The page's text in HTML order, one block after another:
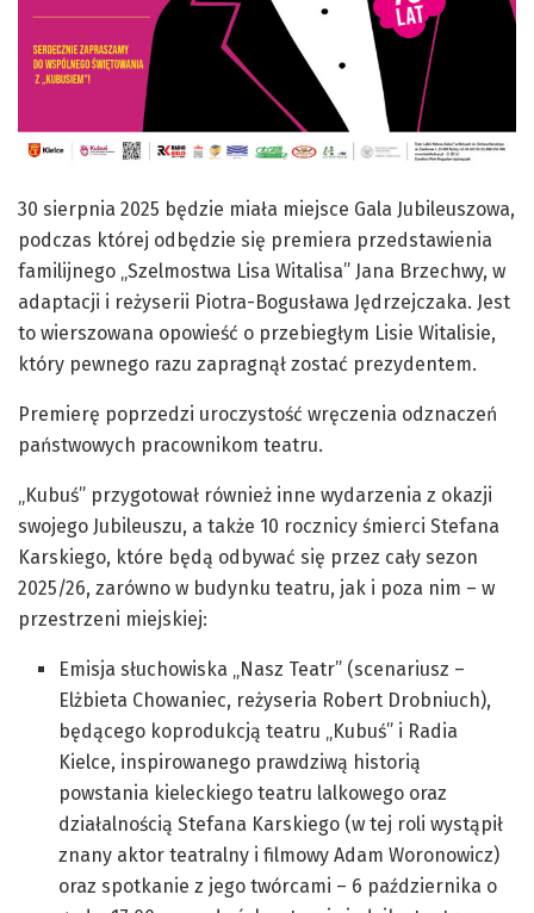
30 sierpnia 2025 będzie miała miejsce Gala Jubileuszowa,
podczas której odbędzie się premiera przedstawienia
familijnego „Szelmostwa Lisa Witalisa” Jana Brzechwy, w
adaptacji i reżyserii Piotra-Bogusława Jędrzejczaka. Jest
to wierszowana opowieść o przebiegłym Lisie Witalisie,
który pewnego razu zapragnął zostać prezydentem.
Premierę poprzedzi uroczystość wręczenia odznaczeń
państwowych pracownikom teatru.
„Kubuś” przygotował również inne wydarzenia z okazji
swojego Jubileuszu, a także 10 rocznicy śmierci Stefana
Karskiego, które będą odbywać się przez cały sezon
2025/26, zarówno w budynku teatru, jak i poza nim – w
przestrzeni miejskiej:
Emisja słuchowiska „Nasz Teatr” (scenariusz –
Elżbieta Chowaniec, reżyseria Robert Drobniuch),
będącego koprodukcją teatru „Kubuś” i Radia
Kielce, inspirowanego prawdziwą historią
powstania kieleckiego teatru lalkowego oraz
działalnością Stefana Karskiego (w tej roli wystąpił
znany aktor teatralny i filmowy Adam Woronowicz)
oraz spotkanie z jego twórcami – 6 października o